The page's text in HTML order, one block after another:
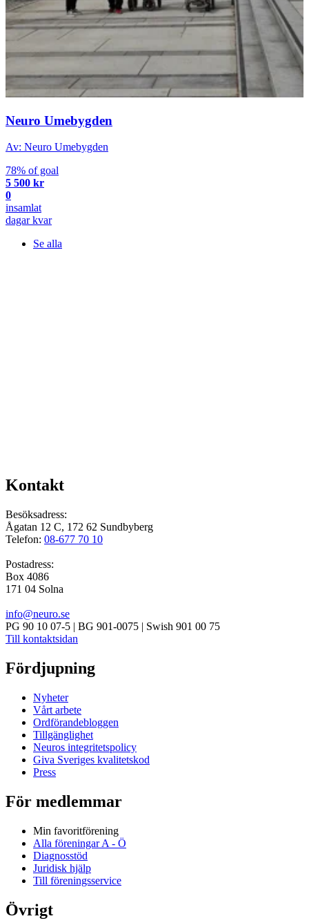
Neuro Umebygden
Av: Neuro Umebygden
78% of goal
5 500 kr
0
insamlat
dagar kvar
Se alla
Kontakt
Besöksadress:
Ågatan 12 C, 172 62 Sundbyberg
Telefon: 08-677 70 10
Postadress:
Box 4086
171 04 Solna
info@neuro.se
PG 90 10 07-5 | BG 901-0075 | Swish 901 00 75
Till kontaktsidan
Fördjupning
Nyheter
Vårt arbete
Ordförandebloggen
Tillgänglighet
Neuros integritetspolicy
Giva Sveriges kvalitetskod
Press
För medlemmar
Min favoritförening
Alla föreningar A - Ö
Diagnosstöd
Juridisk hjälp
Till föreningsservice
Övrigt